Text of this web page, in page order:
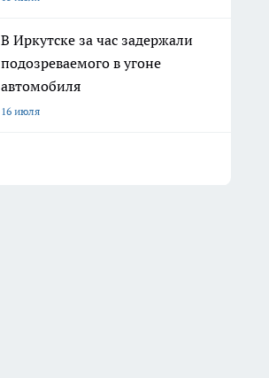
В Иркутске за час задержали
подозреваемого в угоне
автомобиля
16 июля